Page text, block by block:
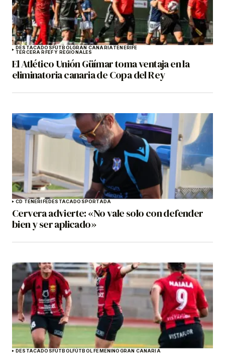
DESTACADOSFÚTBOLGRAN CANARIATENERIFE
TERCERA RFEF Y REGIONALES
El Atlético Unión Güímar toma ventaja en la
eliminatoria canaria de Copa del Rey
CD TENERIFEDESTACADOSPORTADA
Cervera advierte: «No vale solo con defender
bien y ser aplicado»
DESTACADOSFÚTBOLFÚTBOL FEMENINOGRAN CANARIA